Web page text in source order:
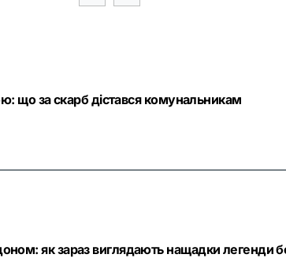
що за скарб дістався комунальникам
як зараз виглядають нащадки легенди